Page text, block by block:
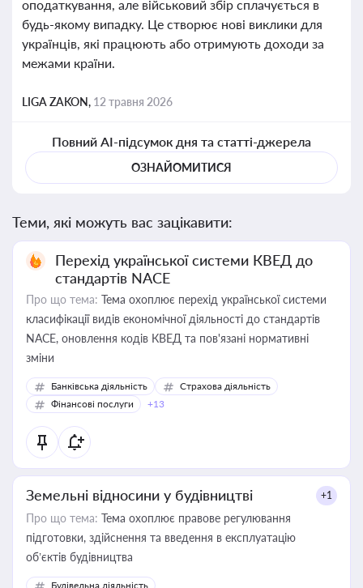
оподаткування, але військовий збір сплачується в
будь-якому випадку. Це створює нові виклики для
українців, які працюють або отримують доходи за
межами країни.
LIGA ZAKON, 12 травня 2026
Повний AI-підсумок дня та статті-джерела
ОЗНАЙОМИТИСЯ
Теми, які можуть вас зацікавити:
Перехід української системи КВЕД до
стандартів NACE
Про що тема: Тема охоплює перехід української системи
класифікації видів економічної діяльності до стандартів
NACE, оновлення кодів КВЕД та пов'язані нормативні
зміни
Банківська діяльність
Страхова діяльність
Фінансові послуги
+13
Земельні відносини у будівництві +1
Про що тема: Тема охоплює правове регулювання
підготовки, здійснення та введення в експлуатацію
об’єктів будівництва
Будівельна діяльність